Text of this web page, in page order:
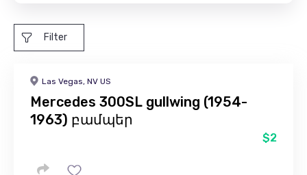
Filter
Las Vegas, NV US
Mercedes 300SL gullwing (1954-
1963) բամպեր
$2